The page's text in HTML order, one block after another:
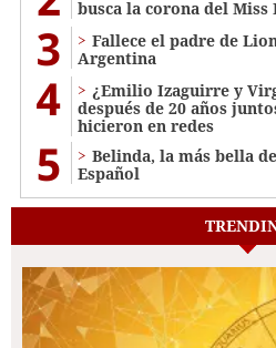
busca la corona del Miss
3
Fallece el padre de
Argentina
4
¿Emilio Izaguirre y
después de 20 años
hicieron en redes
5
Belinda, la más bella
Español